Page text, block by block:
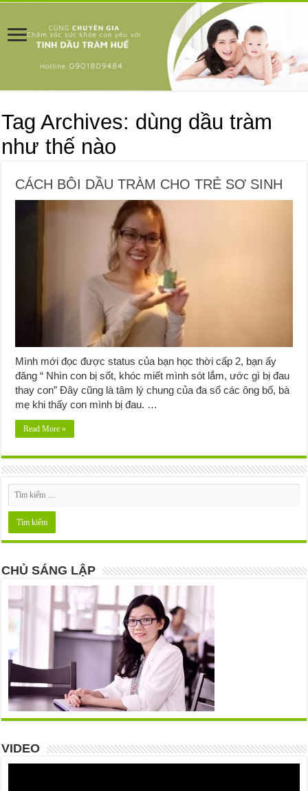
Tag Archives: dùng dầu tràm
như thế nào
CÁCH BÔI DẦU TRÀM CHO TRẺ SƠ SINH
Mình mới đọc được status của bạn học thời cấp 2, bạn ấy
đăng “ Nhìn con bị sốt, khóc miết mình sót lắm, ước gì bị đau
thay con” Đây cũng là tâm lý chung của đa số các ông bố, bà
mẹ khi thấy con mình bị đau. …
Read More »
CHỦ SÁNG LẬP
VIDEO